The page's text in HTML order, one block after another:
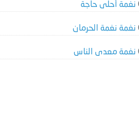
نغمة أحلى حاجة
نغمة نغمة الحرمان
نغمة معدى الناس